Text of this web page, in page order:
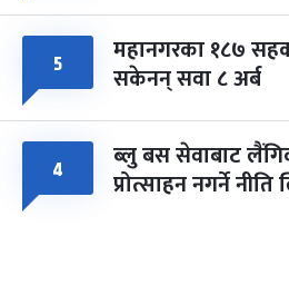
५ महानगरका १८७
सकेनन् सवा ८ अर्ब
४ ब्लु बस सेवाबाट
प्रोत्साहन नगर्ने नीति